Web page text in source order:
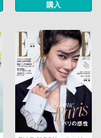
購入